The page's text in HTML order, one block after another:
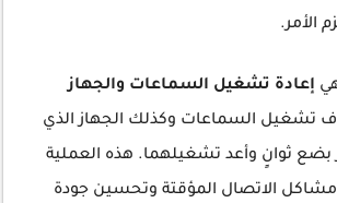
الأمر.
إعادة تشغيل السماعات والجهاز
تشغيل السماعات وكذلك الجهاز الذي
بضع ثوانٍ وأعد تشغيلهما. هذه العملية
الاتصال المؤقتة وتحسين جودة